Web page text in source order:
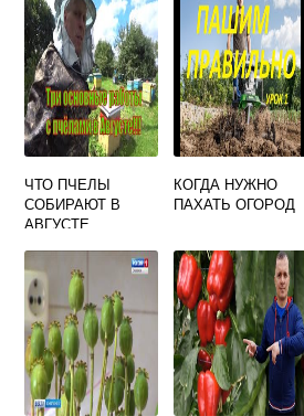
ЧТО ПЧЕЛЫ
СОБИРАЮТ В
АВГУСТЕ
КОГДА НУЖНО
ПАХАТЬ ОГОРОД